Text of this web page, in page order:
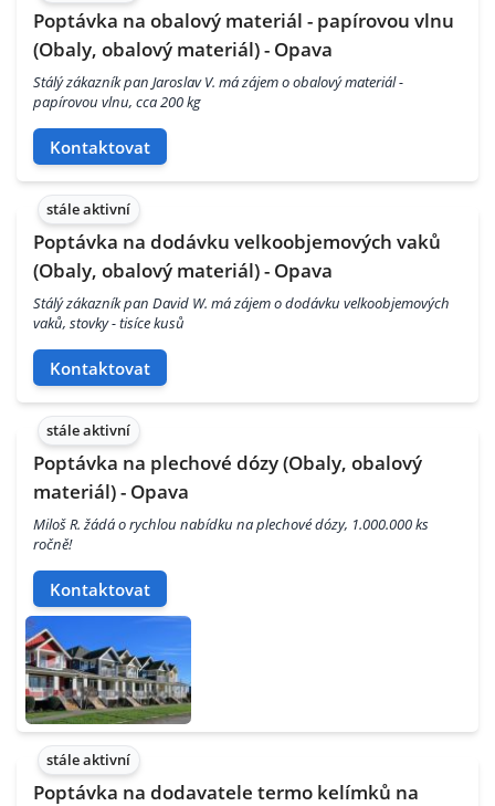
Poptávka na obalový materiál - papírovou vlnu
(Obaly, obalový materiál) - Opava
Stálý zákazník pan Jaroslav V. má zájem o obalový materiál -
papírovou vlnu, cca 200 kg
Kontaktovat
stále aktivní
Poptávka na dodávku velkoobjemových vaků
(Obaly, obalový materiál) - Opava
Stálý zákazník pan David W. má zájem o dodávku velkoobjemových
vaků, stovky - tisíce kusů
Kontaktovat
stále aktivní
Poptávka na plechové dózy (Obaly, obalový
materiál) - Opava
Miloš R. žádá o rychlou nabídku na plechové dózy, 1.000.000 ks
ročně!
Kontaktovat
stále aktivní
Poptávka na dodavatele termo kelímků na